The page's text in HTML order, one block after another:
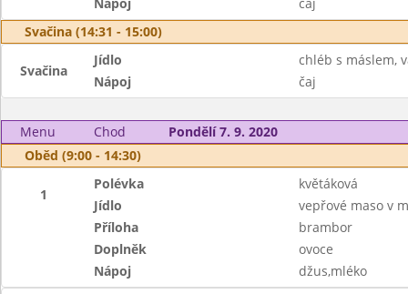
Svačina (14:31 - 15:00)
Svačina
Jídlo
chléb s máslem,
Nápoj
čaj
Menu Chod
Pondělí 7. 9. 2020
Oběd (9:00 - 14:30)
1
Polévka
květáková
Jídlo
vepřové maso v
Příloha
brambor
Doplněk
ovoce
Nápoj
džus,mléko